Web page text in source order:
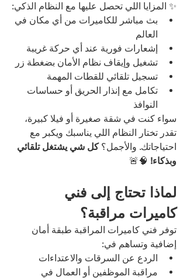
✨ المزايا اللي تحصل عليها مع النظام الذكي:
بث مباشر للكاميرات من أي مكان في
العالم
إشعارات فورية عند أي حركة غريبة
تشغيل وإيقاف نظام الأمان بضغطة زر
تسجيل تلقائي للقطات المهمة
تكامل مع إنذار الحريق أو حساسات
النوافذ
سواء كنت في شقة صغيرة أو فيلا كبيرة،
تقدر تختار النظام اللي يناسبك ويكبر مع
احتياجاتك. والأجمل؟ كل شي يشتغل تلقائي
وبذكاء! 🧠🚨
لماذا تحتاج إلى فني
كاميرات مراقبة؟
توفر فني كاميرات المراقبة طبقة أمان
إضافية وتساهم في:
الردع عن السرقات والاعتداءات
مراقبة الموظفين أو العمال في